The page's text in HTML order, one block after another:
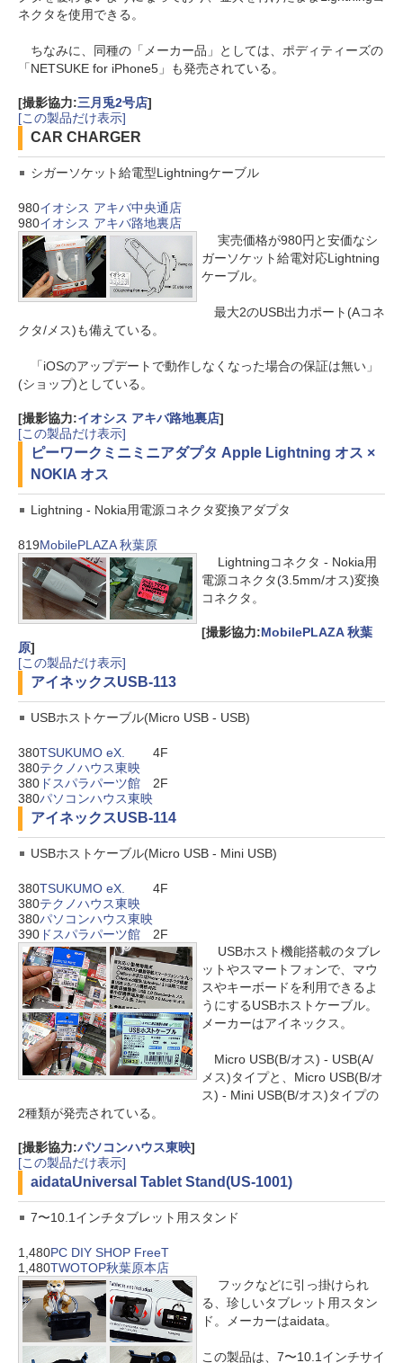
ネクタを使用できる。
ちなみに、同種の「メーカー品」としては、ポディティーズの
「NETSUKE for iPhone5」も発売されている。
[撮影協力:三月兎2号店]
[この製品だけ表示]
CAR CHARGER
シガーソケット給電型Lightningケーブル
980イオシス アキバ中央通店
980イオシス アキバ路地裏店
実売価格が980円と安価なシ
ガーソケット給電対応Lightning
ケーブル。
最大2のUSB出力ポート(Aコネ
クタ/メス)も備えている。
「iOSのアップデートで動作しなくなった場合の保証は無い」
(ショップ)としている。
[撮影協力:イオシス アキバ路地裏店]
[この製品だけ表示]
ピーワーク ミニミニアダプタ Apple Lightning オス ×
NOKIA オス
Lightning - Nokia用電源コネクタ変換アダプタ
819MobilePLAZA 秋葉原
Lightningコネクタ - Nokia用
電源コネクタ(3.5mm/オス)変換
コネクタ。
[撮影協力:MobilePLAZA 秋葉
原]
[この製品だけ表示]
アイネックスUSB-113
USBホストケーブル(Micro USB - USB)
380TSUKUMO eX.
4F
380テクノハウス東映
380 ドスパラパーツ館
2F
380パソコンハウス東映
アイネックスUSB-114
USBホストケーブル(Micro USB - Mini USB)
380TSUKUMO eX.
4F
380テクノハウス東映
380パソコンハウス東映
390 ドスパラパーツ館
2F
USBホスト機能搭載のタブレ
ットやスマートフォンで、マウ
スやキーボードを利用できるよ
うにするUSBホストケーブル。
メーカーはアイネックス。
Micro USB(B/オス) - USB(A/
メス)タイプと、Micro USB(B/オ
ス) - Mini USB(B/オス)タイプの
2種類が発売されている。
[撮影協力:パソコンハウス東映]
[この製品だけ表示]
aidataUniversal Tablet Stand(US-1001)
7〜10.1インチタブレット用スタンド
1,480PC DIY SHOP FreeT
1,480TWOTOP秋葉原本店
フックなどに引っ掛けられ
る、珍しいタブレット用スタン
ド。メーカーはaidata。
この製品は、7〜10.1インチサイ